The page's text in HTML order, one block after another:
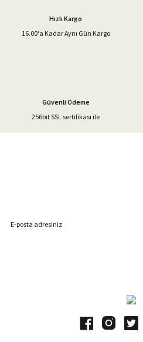
Ürün bilgilerinde hatalar bulunuyor.
Gönder
Hızlı Kargo
16.00'a Kadar Aynı Gün Kargo
Güvenli Ödeme
256bit SSL sertifikası ile